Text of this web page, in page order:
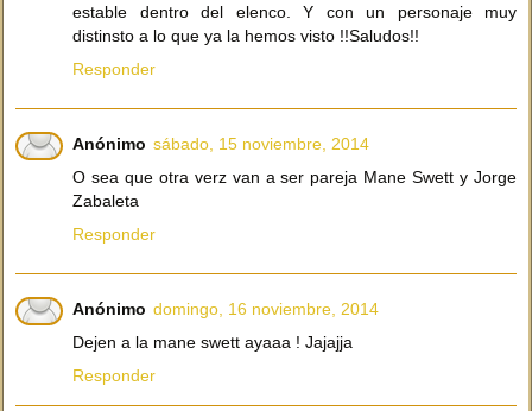
estable dentro del elenco. Y con un personaje muy
distinsto a lo que ya la hemos visto !!Saludos!!
Responder
Anónimo sábado, 15 noviembre, 2014
O sea que otra verz van a ser pareja Mane Swett y Jorge
Zabaleta
Responder
Anónimo domingo, 16 noviembre, 2014
Dejen a la mane swett ayaaa ! Jajajja
Responder